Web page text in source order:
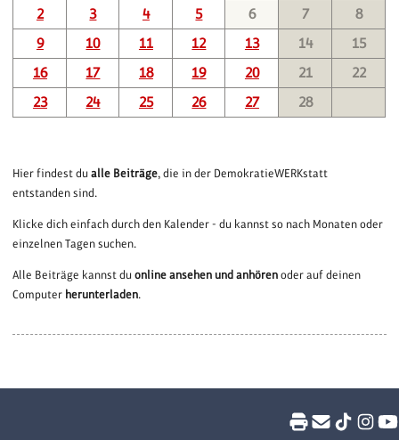
2
3 4 5 6 7
8
9
10 11 12 13 14
15
16
17 18 19 20 21
22
23
24 25 26 27 28
Hier findest dualle Beiträge, die in der DemokratieWERKstatt
entstanden sind.
Klicke dich einfach durch den Kalender - du kannst so nach Monaten oder
einzelnen Tagen suchen.
Alle Beiträge kannst duonline ansehen und anhören oder auf deinen
Computer herunterladen.